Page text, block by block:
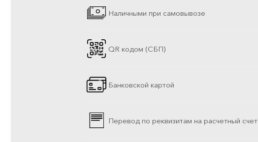
Наличными при самовывозе
QR кодом (СБП)
Банковской картой
Перевод по реквизитам на расчетный счет